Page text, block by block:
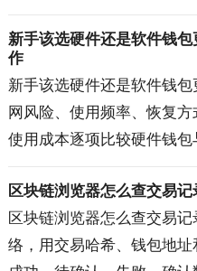
地址填错、换钱包恢复资
理解加密钱包的运行方式。
新手该选硬件还是软件钱
作
新手该选硬件还是软件钱
网风险、使用频率、恢复
使用成本逐项比较硬件钱
及两者组合使用的方法，
习惯选择更合适的钱包。
区块链浏览器怎么查交易
区块链浏览器怎么查交易
络，用交易哈希、钱包地